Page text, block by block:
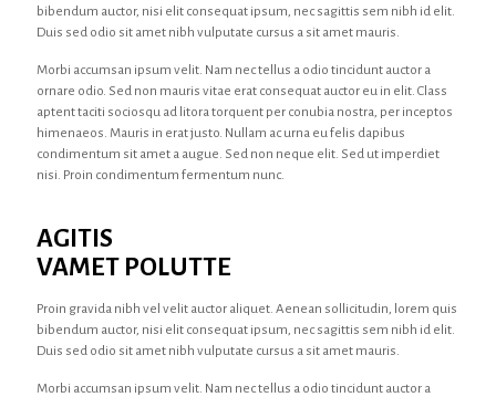
bibendum auctor, nisi elit consequat ipsum, nec sagittis sem nibh id elit.
Duis sed odio sit amet nibh vulputate cursus a sit amet mauris.
Morbi accumsan ipsum velit. Nam nec tellus a odio tincidunt auctor a
ornare odio. Sed non mauris vitae erat consequat auctor eu in elit. Class
aptent taciti sociosqu ad litora torquent per conubia nostra, per inceptos
himenaeos. Mauris in erat justo. Nullam ac urna eu felis dapibus
condimentum sit amet a augue. Sed non neque elit. Sed ut imperdiet
nisi. Proin condimentum fermentum nunc.
AGITIS
VAMET POLUTTE
Proin gravida nibh vel velit auctor aliquet. Aenean sollicitudin, lorem quis
bibendum auctor, nisi elit consequat ipsum, nec sagittis sem nibh id elit.
Duis sed odio sit amet nibh vulputate cursus a sit amet mauris.
Morbi accumsan ipsum velit. Nam nec tellus a odio tincidunt auctor a